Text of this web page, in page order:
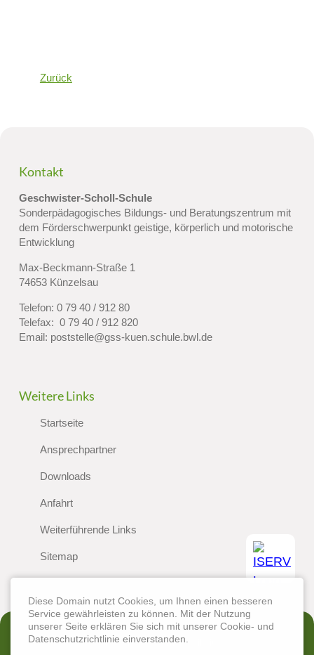
Zurück
Kontakt
Geschwister-Scholl-Schule
Sonderpädagogisches Bildungs- und Beratungszentrum mit
dem Förderschwerpunkt geistige, körperlich und motorische
Entwicklung
Max-Beckmann-Straße 1
74653 Künzelsau
Telefon: 0 79 40 / 912 80
Telefax: 0 79 40 / 912 820
Email: poststelle@gss-kuen.schule.bwl.de
Weitere Links
Startseite
Ansprechpartner
Downloads
Anfahrt
Weiterführende Links
Sitemap
Erklärung zur Barrierefreiheit
Diese Domain nutzt Cookies, um Ihnen einen besseren
Service gewährleisten zu können. Mit der Nutzung
unserer Seite erklären Sie sich mit unserer Cookie- und
Datenschutzrichtlinie einverstanden.